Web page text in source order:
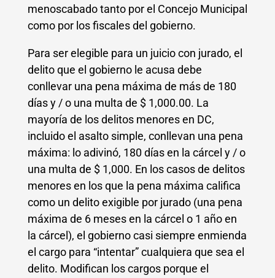
menoscabado tanto por el Concejo Municipal
como por los fiscales del gobierno.
Para ser elegible para un juicio con jurado, el
delito que el gobierno le acusa debe
conllevar una pena máxima de más de 180
días y / o una multa de $ 1,000.00. La
mayoría de los delitos menores en DC,
incluido el asalto simple, conllevan una pena
máxima: lo adivinó, 180 días en la cárcel y / o
una multa de $ 1,000. En los casos de delitos
menores en los que la pena máxima califica
como un delito exigible por jurado (una pena
máxima de 6 meses en la cárcel o 1 año en
la cárcel), el gobierno casi siempre enmienda
el cargo para “intentar” cualquiera que sea el
delito. Modifican los cargos porque el